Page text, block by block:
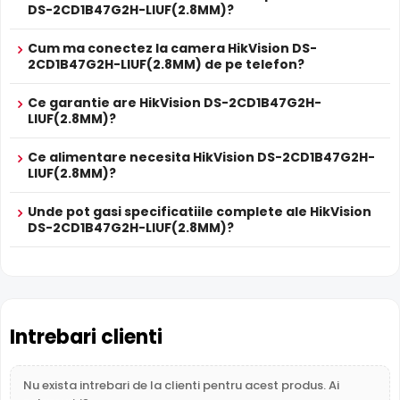
True WDR
camerei HikVision DS-2CD1B47G2H-LIUF(2.8MM),
compenseaza atat imaginea din prim plan, cat si
iluminare, oferind detalii clare pe intreaga scena.
DS-2CD1B47G2H-LIUF(2.8MM)?
Cum ma conectez la camera HikVision DS-
2CD1B47G2H-LIUF(2.8MM) de pe telefon?
Ce garantie are HikVision DS-2CD1B47G2H-
LIUF(2.8MM)?
Ce alimentare necesita HikVision DS-2CD1B47G2H-
LIUF(2.8MM)?
Unde pot gasi specificatiile complete ale HikVision
DS-2CD1B47G2H-LIUF(2.8MM)?
Intrebari clienti
Nu exista intrebari de la clienti pentru acest produs. Ai